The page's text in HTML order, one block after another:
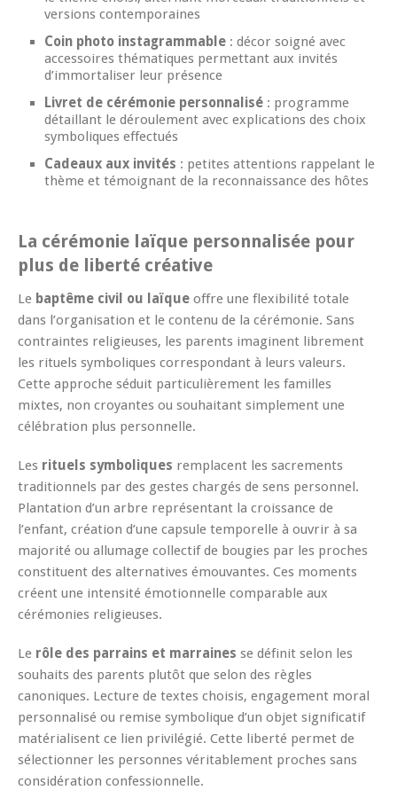
versions contemporaines
Coin photo instagrammable : décor soigné avec
accessoires thématiques permettant aux invités
d’immortaliser leur présence
Livret de cérémonie personnalisé : programme
détaillant le déroulement avec explications des choix
symboliques effectués
Cadeaux aux invités : petites attentions rappelant le
thème et témoignant de la reconnaissance des hôtes
La cérémonie laïque personnalisée pour
plus de liberté créative
Le baptême civil ou laïque offre une flexibilité totale
dans l’organisation et le contenu de la cérémonie. Sans
contraintes religieuses, les parents imaginent librement
les rituels symboliques correspondant à leurs valeurs.
Cette approche séduit particulièrement les familles
mixtes, non croyantes ou souhaitant simplement une
célébration plus personnelle.
Les rituels symboliques remplacent les sacrements
traditionnels par des gestes chargés de sens personnel.
Plantation d’un arbre représentant la croissance de
l’enfant, création d’une capsule temporelle à ouvrir à sa
majorité ou allumage collectif de bougies par les proches
constituent des alternatives émouvantes. Ces moments
créent une intensité émotionnelle comparable aux
cérémonies religieuses.
Le rôle des parrains et marraines se définit selon les
souhaits des parents plutôt que selon des règles
canoniques. Lecture de textes choisis, engagement moral
personnalisé ou remise symbolique d’un objet significatif
matérialisent ce lien privilégié. Cette liberté permet de
sélectionner les personnes véritablement proches sans
considération confessionnelle.